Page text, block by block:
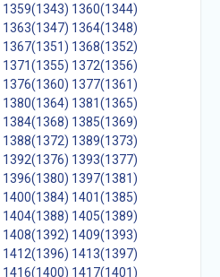
1359(1343) 1360(1344)
1363(1347) 1364(1348)
1367(1351) 1368(1352)
1371(1355) 1372(1356)
1376(1360) 1377(1361)
1380(1364) 1381(1365)
1384(1368) 1385(1369)
1388(1372) 1389(1373)
1392(1376) 1393(1377)
1396(1380) 1397(1381)
1400(1384) 1401(1385)
1404(1388) 1405(1389)
1408(1392) 1409(1393)
1412(1396) 1413(1397)
1416(1400) 1417(1401)